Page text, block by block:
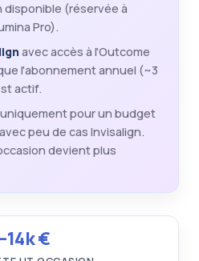
(réservée à
Pro).
avec accès à l'Outcome
l'abonnement annuel (~3
actif.
pour un budget
peu de cas Invisalign.
devient plus
€